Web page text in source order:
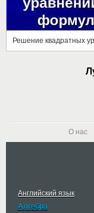
О нас
Английский язык
Алгебра